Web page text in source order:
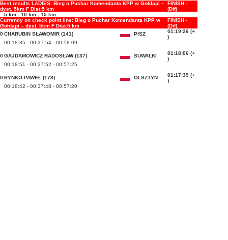
Best results LADIES: Bieg o Puchar Komendanta KPP w Gołdapi –
dyst. 5km F Dist:5 km
FINISH -
(Dif)
5 km - 10 km - 15 km
Currently on check point line: Bieg o Puchar Komendanta KPP w
Gołdapi – dyst. 5km F Dist:5 km
FINISH -
(Dif)
0CHARUBIN SŁAWOMIR (141) PISZ
01:19:26 (+
)
00:18:35 - 00:37:54 - 00:58:09
0GAJDAMOWICZ RADOSŁAW (137) SUWAŁKI
01:18:06 (+
)
00:18:51 - 00:37:52 - 00:57:25
0RYNKO PAWEŁ (178) OLSZTYN
01:17:39 (+
)
00:18:42 - 00:37:48 - 00:57:20